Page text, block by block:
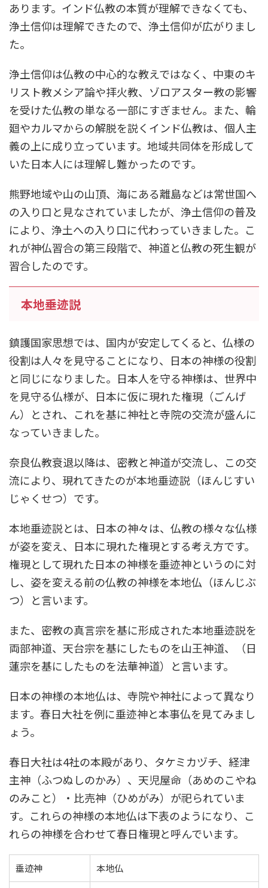
あります。インド仏教の本質が理解できなくても、
浄土信仰は理解できたので、浄土信仰が広がりまし
た。
浄土信仰は仏教の中心的な教えではなく、中東のキ
リスト教メシア論や拝火教、ゾロアスター教の影響
を受けた仏教の単なる一部にすぎません。また、輪
廻やカルマからの解脱を説くインド仏教は、個人主
義の上に成り立っています。地域共同体を形成して
いた日本人には理解し難かったのです。
熊野地域や山の山頂、海にある離島などは常世国へ
の入り口と見なされていましたが、浄土信仰の普及
により、浄土への入り口に代わっていきました。こ
れが神仏習合の第三段階で、神道と仏教の死生観が
習合したのです。
本地垂迹説
鎮護国家思想では、国内が安定してくると、仏様の
役割は人々を見守ることになり、日本の神様の役割
と同じになりました。日本人を守る神様は、世界中
を見守る仏様が、日本に仮に現れた権現（ごんげ
ん）とされ、これを基に神社と寺院の交流が盛んに
なっていきました。
奈良仏教衰退以降は、密教と神道が交流し、この交
流により、現れてきたのが本地垂迹説（ほんじすい
じゃくせつ）です。
本地垂迹説とは、日本の神々は、仏教の様々な仏様
が姿を変え、日本に現れた権現とする考え方です。
権現として現れた日本の神様を垂迹神というのに対
し、姿を変える前の仏教の神様を本地仏（ほんじぶ
つ）と言います。
また、密教の真言宗を基に形成された本地垂迹説を
両部神道、天台宗を基にしたものを山王神道、（日
蓮宗を基にしたものを法華神道）と言います。
日本の神様の本地仏は、寺院や神社によって異なり
ます。春日大社を例に垂迹神と本事仏を見てみまし
ょう。
春日大社は4社の本殿があり、タケミカヅチ、経津
主神（ふつぬしのかみ）、天児屋命（あめのこやね
のみこと）・比売神（ひめがみ）が祀られていま
す。これらの神様の本地仏は下表のようになり、こ
れらの神様を合わせて春日権現と呼んでいます。
垂迹神 本地仏